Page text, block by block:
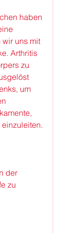
haben
uns mit
Arthritis
zu
um
der
zu